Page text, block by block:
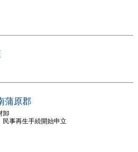
蒲原郡
卸
民事再生手続開始申立